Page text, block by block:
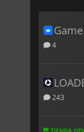
4
243
TIENDA